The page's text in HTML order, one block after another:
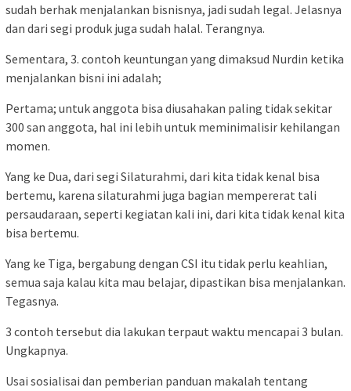
sudah berhak menjalankan bisnisnya, jadi sudah legal. Jelasnya
dan dari segi produk juga sudah halal. Terangnya.
Sementara, 3. contoh keuntungan yang dimaksud Nurdin ketika
menjalankan bisni ini adalah;
Pertama; untuk anggota bisa diusahakan paling tidak sekitar
300 san anggota, hal ini lebih untuk meminimalisir kehilangan
momen.
Yang ke Dua, dari segi Silaturahmi, dari kita tidak kenal bisa
bertemu, karena silaturahmi juga bagian mempererat tali
persaudaraan, seperti kegiatan kali ini, dari kita tidak kenal kita
bisa bertemu.
Yang ke Tiga, bergabung dengan CSI itu tidak perlu keahlian,
semua saja kalau kita mau belajar, dipastikan bisa menjalankan.
Tegasnya.
3 contoh tersebut dia lakukan terpaut waktu mencapai 3 bulan.
Ungkapnya.
Usai sosialisai dan pemberian panduan makalah tentang